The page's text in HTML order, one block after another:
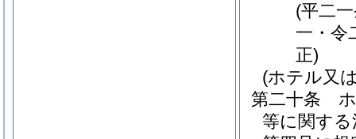
(平二
一・令
正)
(ホテル又
第二十条
等に関する